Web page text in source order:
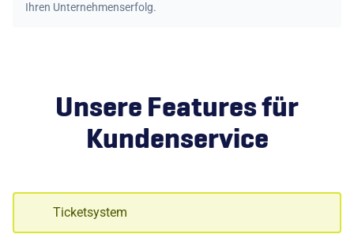
Ihren Unternehmenserfolg.
Unsere Features für
Kundenservice
Ticketsystem